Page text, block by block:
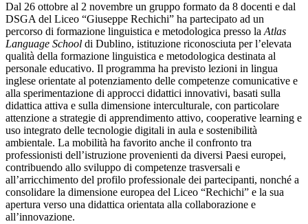
Dal 26 ottobre al 2 novembre un gruppo formato da 8 docenti e dal
DSGA del Liceo “Giuseppe Rechichi” ha partecipato ad un
percorso di formazione linguistica e metodologica presso la Atlas
Language School di Dublino, istituzione riconosciuta per l’elevata
qualità della formazione linguistica e metodologica destinata al
personale educativo. Il programma ha previsto lezioni in lingua
inglese orientate al potenziamento delle competenze comunicative e
alla sperimentazione di approcci didattici innovativi, basati sulla
didattica attiva e sulla dimensione interculturale, con particolare
attenzione a strategie di apprendimento attivo, cooperative learning e
uso integrato delle tecnologie digitali in aula e sostenibilità
ambientale. La mobilità ha favorito anche il confronto tra
professionisti dell’istruzione provenienti da diversi Paesi europei,
contribuendo allo sviluppo di competenze trasversali e
all’arricchimento del profilo professionale dei partecipanti, nonché a
consolidare la dimensione europea del Liceo “Rechichi” e la sua
apertura verso una didattica orientata alla collaborazione e
all’innovazione.